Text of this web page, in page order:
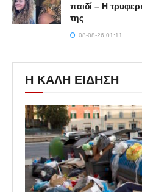
παιδί – Η
της
08-08-26 01:11
Η ΚΑΛΗ ΕΙΔΗΣΗ